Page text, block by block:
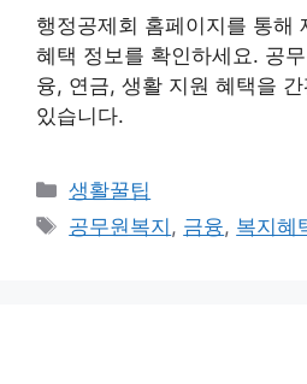
행정공제회 홈페이지를 통해
혜택 정보를 확인하세요. 공
융, 연금, 생활 지원 혜택을
있습니다.
카
테
생활꿀팁
태
공무원복지 , 금융, 복지혜